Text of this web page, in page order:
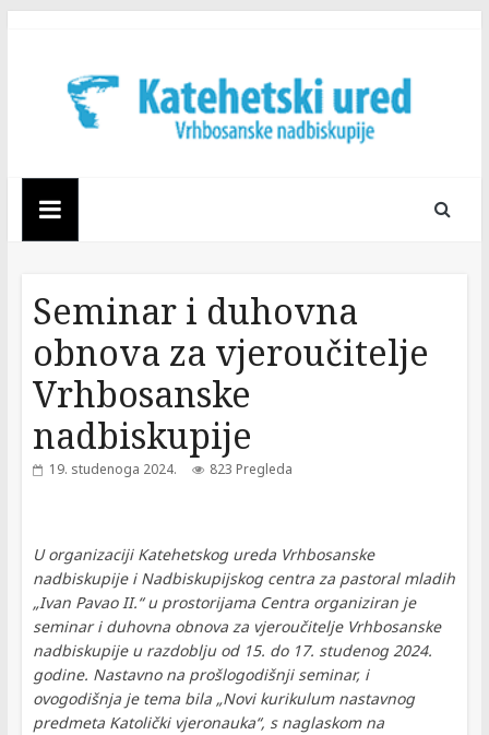
Katehetski
ured
Vrhbosanske
nadbiskupije
Seminar i duhovna
obnova za vjeroučitelje
Vrhbosanske
nadbiskupije
19. studenoga 2024. 823 Pregleda
U organizaciji Katehetskog ureda Vrhbosanske
nadbiskupije i Nadbiskupijskog centra za pastoral mladih
„Ivan Pavao II.“ u prostorijama Centra organiziran je
seminar i duhovna obnova za vjeroučitelje Vrhbosanske
nadbiskupije u razdoblju od 15. do 17. studenog 2024.
godine. Nastavno na prošlogodišnji seminar, i
ovogodišnja je tema bila „Novi kurikulum nastavnog
predmeta Katolički vjeronauka“, s naglaskom na